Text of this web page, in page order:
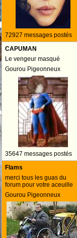
72927 messages postés
CAPUMAN
Le vengeur masqué
Gourou Pigeonneux
35647 messages postés
Flams
merci tous les guas du
forum pour votre aceuille
Gourou Pigeonneux